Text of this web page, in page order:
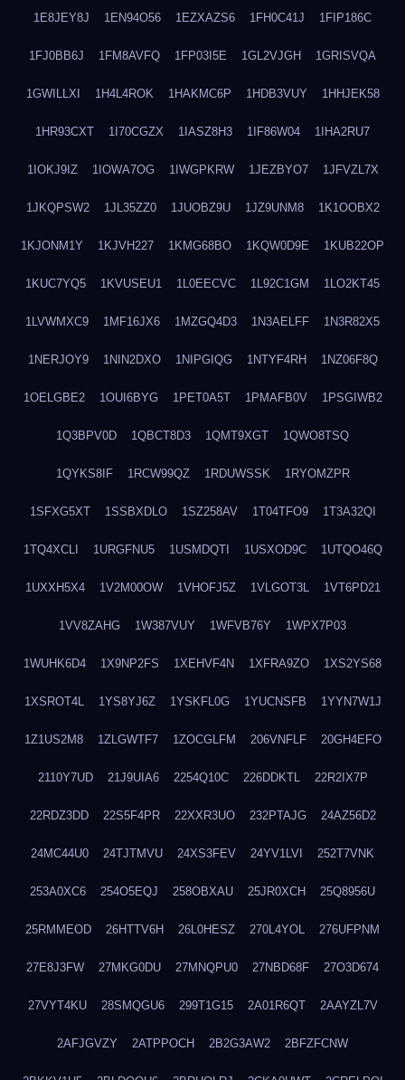
1E8JEY8J 1EN94O56 1EZXAZS6 1FH0C41J 1FIP186C
1FJ0BB6J 1FM8AVFQ 1FP03I5E 1GL2VJGH 1GRISVQA
1GWILLXI 1H4L4ROK 1HAKMC6P 1HDB3VUY 1HHJEK58
1HR93CXT 1I70CGZX 1IASZ8H3 1IF86W04 1IHA2RU7
1IOKJ9IZ 1IOWA7OG 1IWGPKRW 1JEZBYO7 1JFVZL7X
1JKQPSW2 1JL35ZZ0 1JUOBZ9U 1JZ9UNM8 1K1OOBX2
1KJONM1Y 1KJVH227 1KMG68BO 1KQW0D9E 1KUB22OP
1KUC7YQ5 1KVUSEU1 1L0EECVC 1L92C1GM 1LO2KT45
1LVWMXC9 1MF16JX6 1MZGQ4D3 1N3AELFF 1N3R82X5
1NERJOY9 1NIN2DXO 1NIPGIQG 1NTYF4RH 1NZ06F8Q
1OELGBE2 1OUI6BYG 1PET0A5T 1PMAFB0V 1PSGIWB2
1Q3BPV0D 1QBCT8D3 1QMT9XGT 1QWO8TSQ
1QYKS8IF 1RCW99QZ 1RDUWSSK 1RYOMZPR
1SFXG5XT 1SSBXDLO 1SZ258AV 1T04TFO9 1T3A32QI
1TQ4XCLI 1URGFNU5 1USMDQTI 1USXOD9C 1UTQO46Q
1UXXH5X4 1V2M00OW 1VHOFJ5Z 1VLGOT3L 1VT6PD21
1VV8ZAHG 1W387VUY 1WFVB76Y 1WPX7P03
1WUHK6D4 1X9NP2FS 1XEHVF4N 1XFRA9ZO 1XS2YS68
1XSROT4L 1YS8YJ6Z 1YSKFL0G 1YUCNSFB 1YYN7W1J
1Z1US2M8 1ZLGWTF7 1ZOCGLFM 206VNFLF 20GH4EFO
2110Y7UD 21J9UIA6 2254Q10C 226DDKTL 22R2IX7P
22RDZ3DD 22S5F4PR 22XXR3UO 232PTAJG 24AZ56D2
24MC44U0 24TJTMVU 24XS3FEV 24YV1LVI 252T7VNK
253A0XC6 254O5EQJ 258OBXAU 25JR0XCH 25Q8956U
25RMMEOD 26HTTV6H 26L0HESZ 270L4YOL 276UFPNM
27E8J3FW 27MKG0DU 27MNQPU0 27NBD68F 27O3D674
27VYT4KU 28SMQGU6 299T1G15 2A01R6QT 2AAYZL7V
2AFJGVZY 2ATPPOCH 2B2G3AW2 2BFZFCNW